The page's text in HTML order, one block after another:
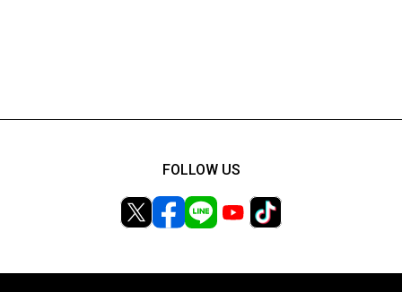
FOLLOW US